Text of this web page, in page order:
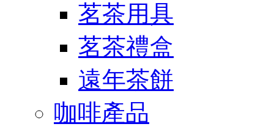
茗茶用具
茗茶禮盒
遠年茶餅
咖啡產品